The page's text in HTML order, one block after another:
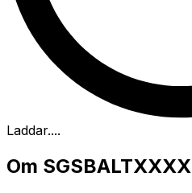
Laddar....
Om SGSBALTXXXX